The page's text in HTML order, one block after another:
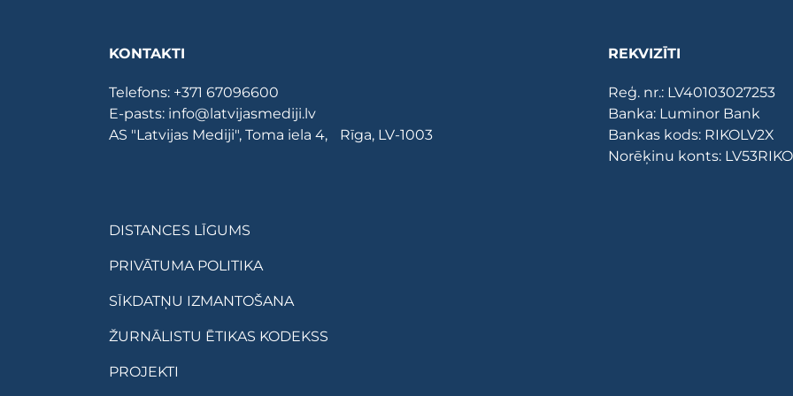
KONTAKTI
Telefons: +371 67096600
E-pasts: info@latvijasmediji.lv
AS "Latvijas Mediji", Toma iela 4, Rīga, LV-1003
REKVIZĪTI
Reģ. nr.: LV40103027253
Banka: Luminor Bank
Bankas kods: RIKOLV2X
Norēķinu konts:
DISTANCES LĪGUMS
PRIVĀTUMA POLITIKA
SĪKDATŅU IZMANTOŠANA
ŽURNĀLISTU ĒTIKAS KODEKSS
PROJEKTI